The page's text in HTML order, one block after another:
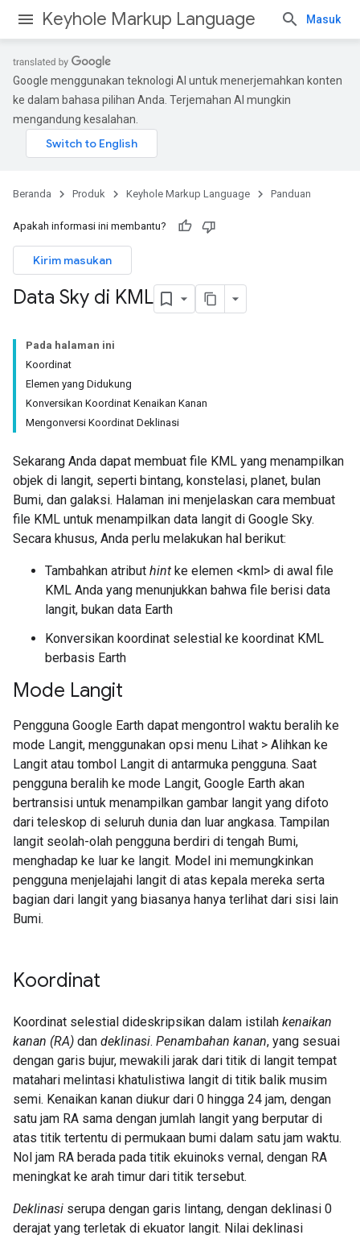
Keyhole Markup Language Masuk
Google menggunakan teknologi AI untuk menerjemahkan konten
ke dalam bahasa pilihan Anda. Terjemahan AI mungkin
mengandung kesalahan.
Beranda Produk Keyhole Markup Language Panduan
Apakah informasi ini membantu?
Kirim masukan
Data Sky di KML
Pada halaman ini
Koordinat
Elemen yang Didukung
Konversikan Koordinat Kenaikan Kanan
Mengonversi Koordinat Deklinasi
Sekarang Anda dapat membuat file KML yang menampilkan
objek di langit, seperti bintang, konstelasi, planet, bulan
Bumi, dan galaksi. Halaman ini menjelaskan cara membuat
file KML untuk menampilkan data langit di Google Sky.
Secara khusus, Anda perlu melakukan hal berikut:
Tambahkan atribut hint ke elemen <kml> di awal file
KML Anda yang menunjukkan bahwa file berisi data
langit, bukan data Earth
Konversikan koordinat selestial ke koordinat KML
berbasis Earth
Mode Langit
Pengguna Google Earth dapat mengontrol waktu beralih ke
mode Langit, menggunakan opsi menu Lihat > Alihkan ke
Langit atau tombol Langit di antarmuka pengguna. Saat
pengguna beralih ke mode Langit, Google Earth akan
bertransisi untuk menampilkan gambar langit yang difoto
dari teleskop di seluruh dunia dan luar angkasa. Tampilan
langit seolah-olah pengguna berdiri di tengah Bumi,
menghadap ke luar ke langit. Model ini memungkinkan
pengguna menjelajahi langit di atas kepala mereka serta
bagian dari langit yang biasanya hanya terlihat dari sisi lain
Bumi.
Koordinat
Koordinat selestial dideskripsikan dalam istilah kenaikan
kanan (RA) dan deklinasi. Penambahan kanan, yang sesuai
dengan garis bujur, mewakili jarak dari titik di langit tempat
matahari melintasi khatulistiwa langit di titik balik musim
semi. Kenaikan kanan diukur dari 0 hingga 24 jam, dengan
satu jam RA sama dengan jumlah langit yang berputar di
atas titik tertentu di permukaan bumi dalam satu jam waktu.
Nol jam RA berada pada titik ekuinoks vernal, dengan RA
meningkat ke arah timur dari titik tersebut.
Deklinasi serupa dengan garis lintang, dengan deklinasi 0
derajat yang terletak di ekuator langit. Nilai deklinasi